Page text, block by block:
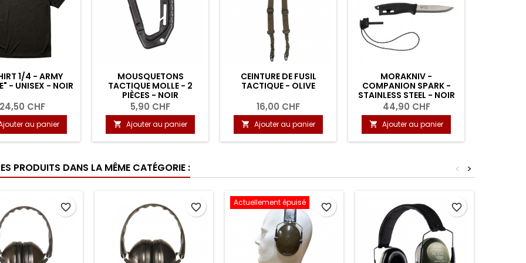
1/4 - ARMY
- UNISEX - NOIR
24,50 CHF
au panier
MOUSQUETONS
TACTIQUE MOLLE - 2
PIÈCES - NOIR
5,90 CHF
 Ajouter au panier
CEINTURE DE FUSIL
TACTIQUE - OLIVE
16,00 CHF
 Ajouter au panier
MORAKNIV -
COMPANION SPARK -
STAINLESS STEEL - NOIR
44,90 CHF
 Ajouter au panier
PRODUITS DANS LA MÊME CATÉGORIE : >
<
favorite_border favorite_border Actuellement épuisé favorite_border favorite_border